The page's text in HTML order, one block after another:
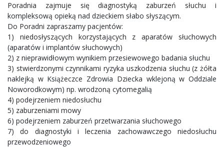
Poradnia zajmuje się diagnostyką zaburzeń słuchu i
kompleksową opieką nad dzieckiem słabo słyszącym.
Do Poradni zapraszamy pacjentów:
1) niedosłyszących korzystających z aparatów słuchowych
(aparatów i implantów słuchowych)
2) z nieprawidłowym wynikiem przesiewowego badania słuchu
3) stwierdzonymi czynnikami ryzyka uszkodzenia słuchu (z żółta
naklejką w Książeczce Zdrowia Dziecka wklejoną w Oddziale
Noworodkowym) np. wrodzoną cytomegalią
4) podejrzeniem niedosłuchu
5) zaburzeniami mowy
6) podejrzeniem zaburzeń przetwarzania słuchowego
7) do diagnostyki i leczenia zachowawczego niedosłuchu
przewodzeniowego